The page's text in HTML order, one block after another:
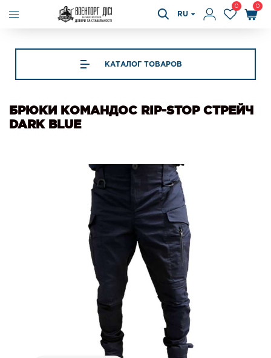
RU
0 0
КАТАЛОГ ТОВАРОВ
БРЮКИ КОМАНДОС RIP-STOP СТРЕЙЧ
DARK BLUE